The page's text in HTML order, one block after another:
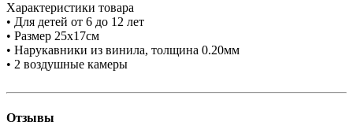
Характеристики товара
• Для детей от 6 до 12 лет
• Размер 25х17см
• Нарукавники из винила, толщина 0.20мм
• 2 воздушные камеры
Отзывы